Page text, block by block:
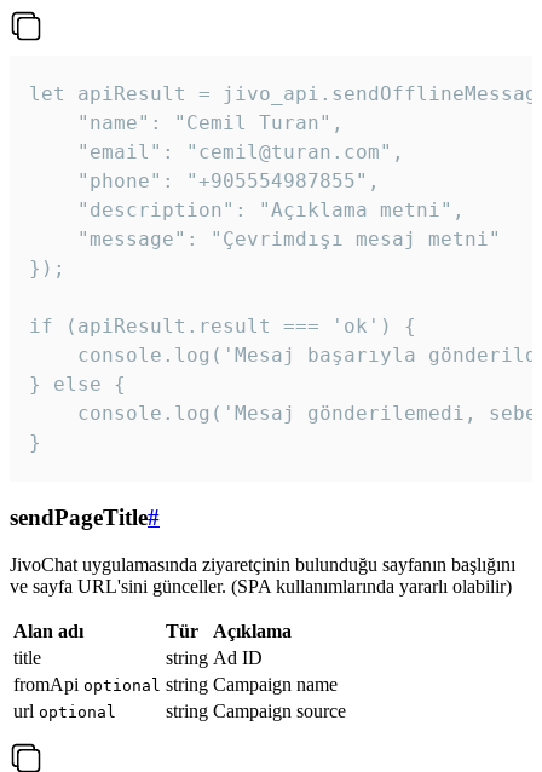
let apiResult =
    "name": "Cemil Turan",
    "email": "cemil@turan.com",
    "phone": "+905554987855",
    "description": "Açıklama metni",
    "message": "Çevrimdışı mesaj metni"
});
if (apiResult.result === 'ok') {
console.log('Mesaj başarıyla
} else {
console.log('Mesaj gönderilemedi,
}
sendPageTitle#
JivoChat uygulamasında ziyaretçinin bulunduğu sayfanın başlığını
ve sayfa URL'sini günceller. (SPA kullanımlarında yararlı olabilir)
Alan adı Tür
Açıklama
title
string Ad ID
fromApi optional string Campaign name
url optional string Campaign source